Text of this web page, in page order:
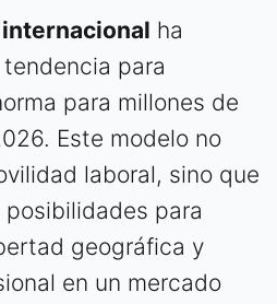
ha
para
para millones de
Este modelo no
laboral, sino que
para
geográfica y
en un mercado